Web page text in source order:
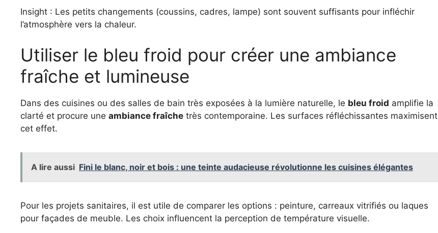
Insight : Les petits changements (coussins, cadres, lampe) sont souvent suffisants pour infléchir
l’atmosphère vers la chaleur.
Utiliser le bleu froid pour créer une ambiance
fraîche et lumineuse
Dans des cuisines ou des salles de bain très exposées à la lumière naturelle, le bleu froid amplifie la
clarté et procure une ambiance fraîche très contemporaine. Les surfaces réfléchissantes maximisent
cet effet.
A lire aussi Fini le blanc, noir et bois : une teinte audacieuse révolutionne les cuisines élégantes
Pour les projets sanitaires, il est utile de comparer les options : peinture, carreaux vitrifiés ou laques
pour façades de meuble. Les choix influencent la perception de température visuelle.